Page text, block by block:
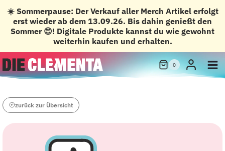
☀️ Sommerpause: Der Verkauf aller Merch Artikel erfolgt
erst wieder ab dem 13.09.26. Bis dahin genießt den
Sommer 😊! Digitale Produkte kannst du wie gewohnt
weiterhin kaufen und erhalten.
Zum
Inhalt
springen
0
zurück zur Übersicht